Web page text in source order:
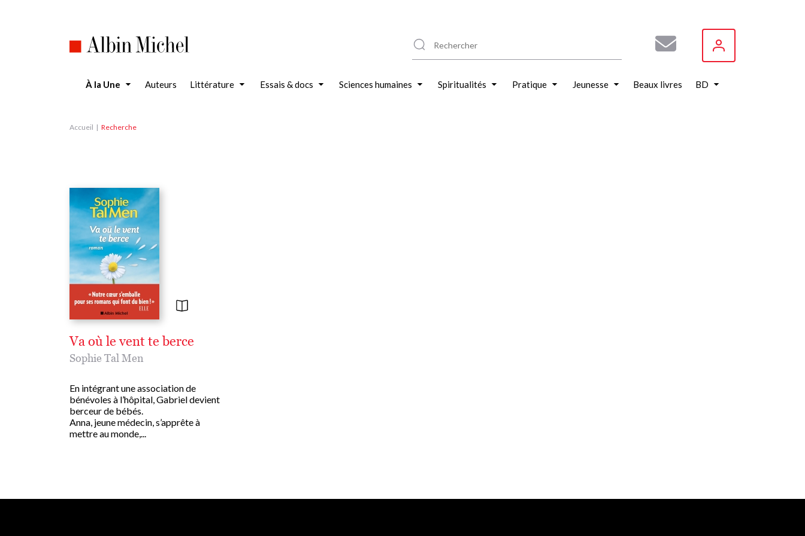
À la Une Auteurs Littérature Essais & docs Sciences humaines Spiritualités Pratique Jeunesse Beaux livres BD
Accueil Recherche
Va où le vent te berce
Sophie Tal Men
En intégrant une association de
bénévoles à l’hôpital, Gabriel devient
berceur de bébés.
Anna, jeune médecin, s’apprête à
mettre au monde,...